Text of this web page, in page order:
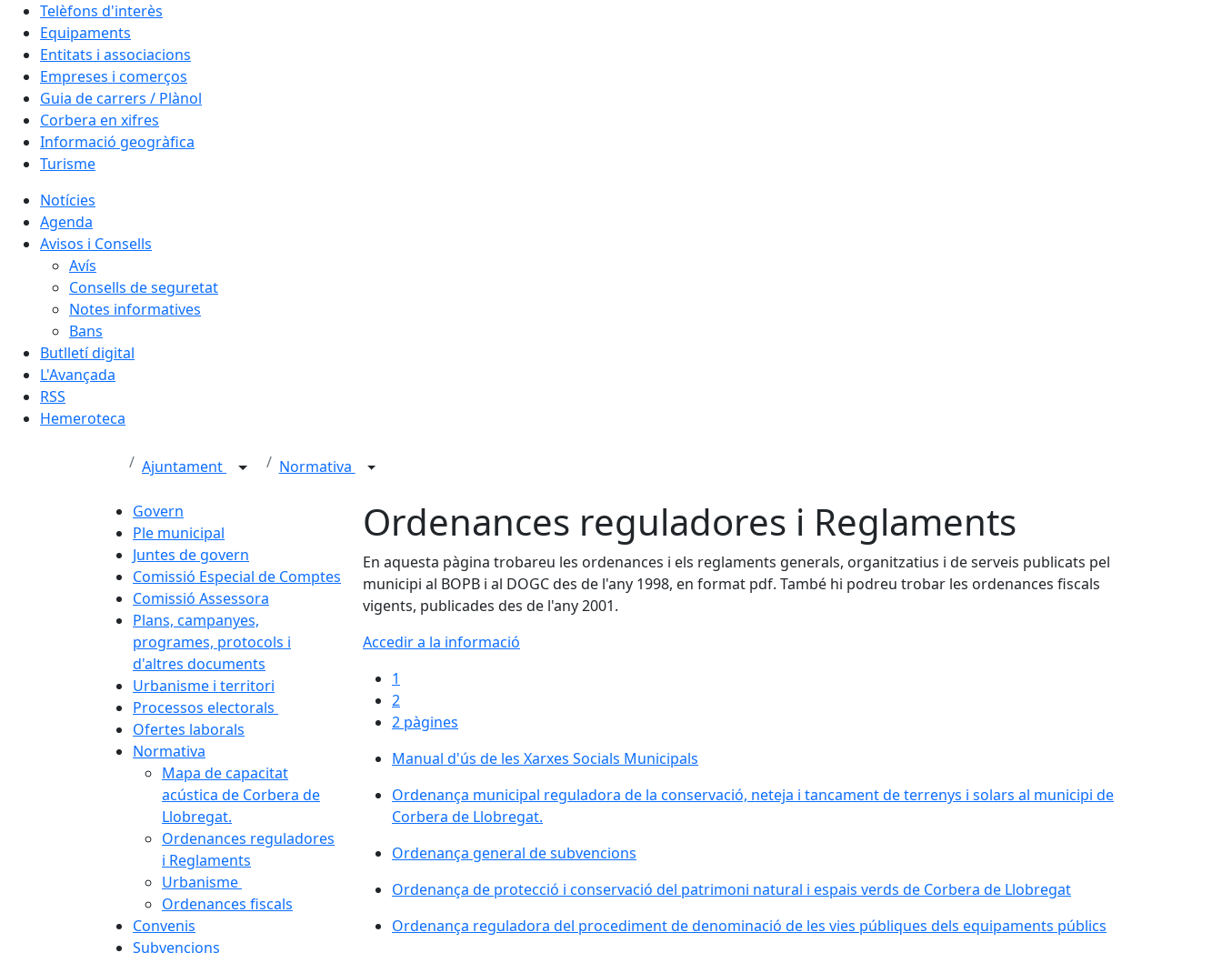
Telèfons d'interès
Equipaments
Entitats i associacions
Empreses i comerços
Guia de carrers / Plànol
Corbera en xifres
Informació geogràfica
Turisme
Notícies
Agenda
Avisos i Consells
Avís
Consells de seguretat
Notes informatives
Bans
Butlletí digital
L'Avançada
RSS
Hemeroteca
Ajuntament Normativa
Govern
Ple municipal
Juntes de govern
Comissió Especial de Comptes
Comissió Assessora
Plans, campanyes,
programes, protocols i
d'altres documents
Urbanisme i territori
Processos electorals
Ofertes laborals
Normativa
Mapa de capacitat
acústica de Corbera de
Llobregat.
Ordenances reguladores
i Reglaments
Urbanisme
Ordenances fiscals
Convenis
Subvencions
Ordenances reguladores i Reglaments
En aquesta pàgina trobareu les ordenances i els reglaments generals, organitzatius i de serveis publicats pel
municipi al BOPB i al DOGC des de l'any 1998, en format pdf. També hi podreu trobar les ordenances fiscals
vigents, publicades des de l'any 2001.
Accedir a la informació
1
2
2 pàgines
Manual d'ús de les Xarxes Socials Municipals
Ordenança municipal reguladora de la conservació, neteja i tancament de terrenys i solars al municipi de
Corbera de Llobregat.
Ordenança general de subvencions
Ordenança de protecció i conservació del patrimoni natural i espais verds de Corbera de Llobregat
Ordenança reguladora del procediment de denominació de les vies públiques dels equipaments públics